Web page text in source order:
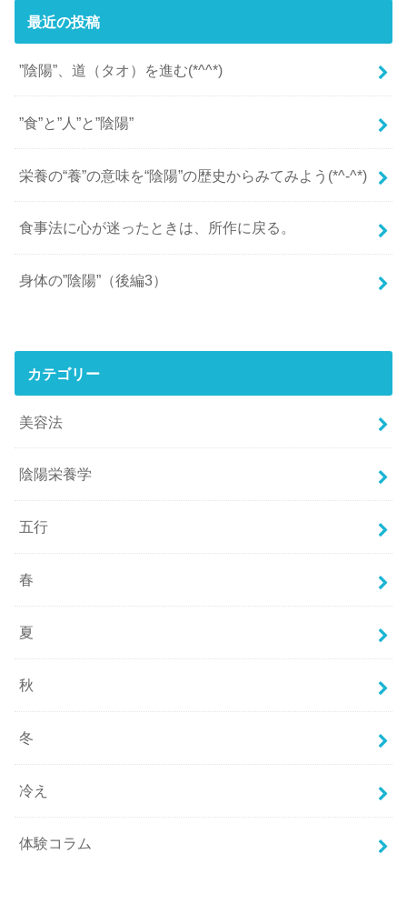
最近の投稿
”陰陽”、道（タオ）を進む(*^^*)
”食”と”人”と”陰陽”
栄養の“養”の意味を“陰陽”の歴史からみてみよう(*^-^*)
食事法に心が迷ったときは、所作に戻る。
身体の”陰陽”（後編3）
カテゴリー
美容法
陰陽栄養学
五行
春
夏
秋
冬
冷え
体験コラム